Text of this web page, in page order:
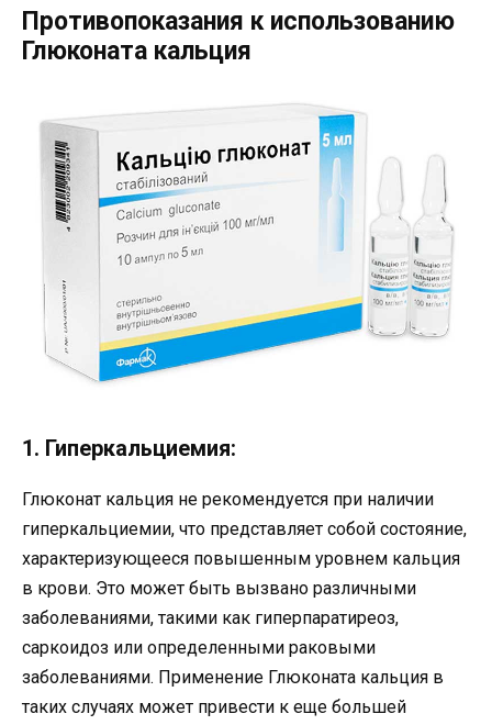
Противопоказания к использованию
Глюконата кальция
1. Гиперкальциемия:
Глюконат кальция не рекомендуется при наличии
гиперкальциемии, что представляет собой состояние,
характеризующееся повышенным уровнем кальция
в крови. Это может быть вызвано различными
заболеваниями, такими как гиперпаратиреоз,
саркоидоз или определенными раковыми
заболеваниями. Применение Глюконата кальция в
таких случаях может привести к еще большей